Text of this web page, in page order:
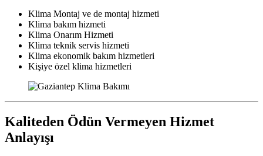
Klima Montaj ve de montaj hizmeti
Klima bakım hizmeti
Klima Onarım Hizmeti
Klima teknik servis hizmeti
Klima ekonomik bakım hizmetleri
Kişiye özel klima hizmetleri
Kaliteden Ödün Vermeyen Hizmet
Anlayışı